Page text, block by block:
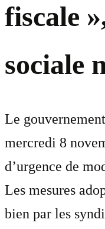
fiscale
sociale
Le
mercredi 8
d’urgence de
Les mesures
bien par les